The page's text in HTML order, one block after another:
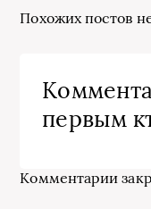
Похожих постов
первым
Комментарии